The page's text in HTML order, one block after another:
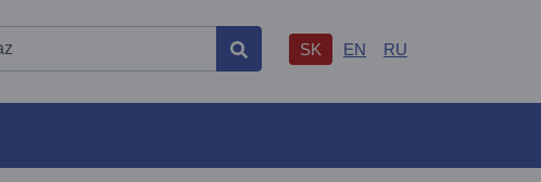
SK EN
RU
Hľadať